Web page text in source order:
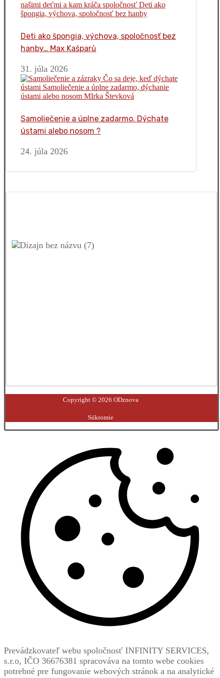
Deti ako špongia, výchova, spoločnosť bez
hanby… Max Kašparů
31. júla 2026
Samoliečenie a úplne zadarmo. Dýchate
ústami alebo nosom ?
24. júla 2026
Copyright © 2026 ODznova
Súkromie
Prevádzkovateľ webu spoločnosť INFINITY SERVICES,
s.r.o, IČO 36676381 spracováva na tomto webe cookies
potrebné pre fungovanie webových stránok a na analytické